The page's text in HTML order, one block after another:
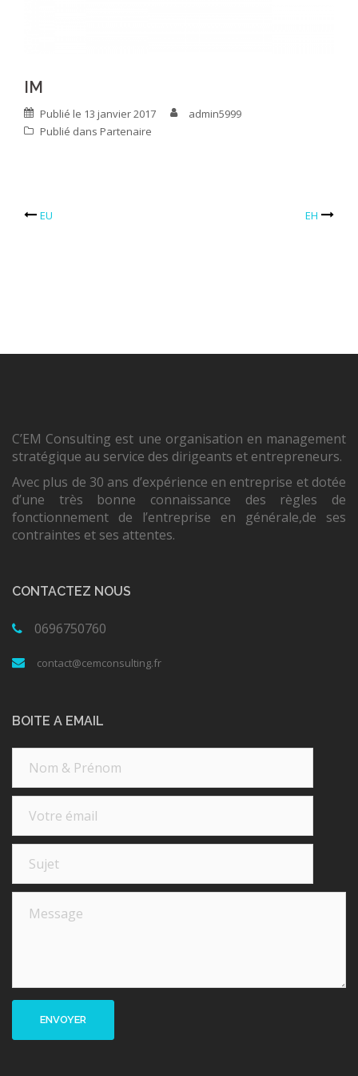
IM
Publié le 13 janvier 2017
admin5999
Publié dans Partenaire
Navigation
EU EH
C’EM Consulting est une organisation en management
stratégique au service des dirigeants et entrepreneurs.
Avec plus de 30 ans d’expérience en entreprise et dotée
d’une très bonne connaissance des règles de
fonctionnement de l’entreprise en générale,de ses
contraintes et ses attentes.
CONTACTEZ NOUS
0696750760
contact@cemconsulting.fr
BOITE A EMAIL